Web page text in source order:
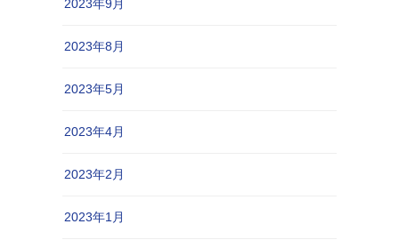
2023年9月
2023年8月
2023年5月
2023年4月
2023年2月
2023年1月